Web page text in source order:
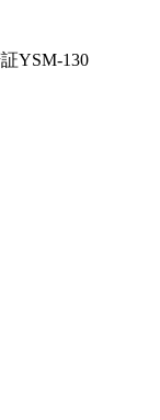
YSM-130